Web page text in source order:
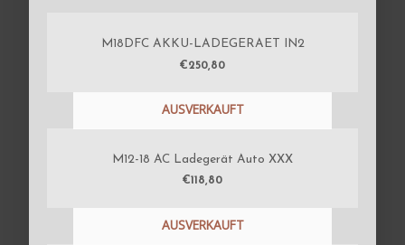
M18DFC AKKU-LADEGERAET IN2
€250,80
AUSVERKAUFT
M12-18 AC Ladegerät Auto XXX
€118,80
AUSVERKAUFT